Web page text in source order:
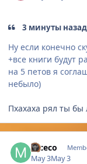
3 минуты
Ну если конечно
+все книги будут
на 5 петов я
небыло)
Пхахаха рял ты
mceco
May 3May 3